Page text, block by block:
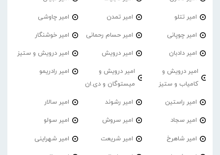
امیر تتلو امیر تمدن امیر چاوشی
امیر چوپانی امیر حسام رحمانی امیر خوشنگار
امیر دادبان امیر درویش امیر درویش و ستیز
امیر درویش و
کامیاب و ستیز
امیر درویش و
میستوگان و دی.ان
امیر رادریمو
امیر راستین امیر رشوند امیر سالار
امیر سجاد امیر سروش امیر سولو
امیر شاهرخ امیر شریعت امیر شهراینی